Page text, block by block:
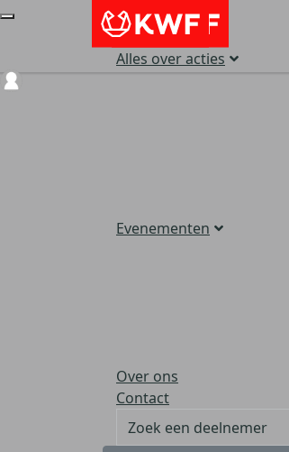
Alles over acties
Evenementen
Over ons
Contact